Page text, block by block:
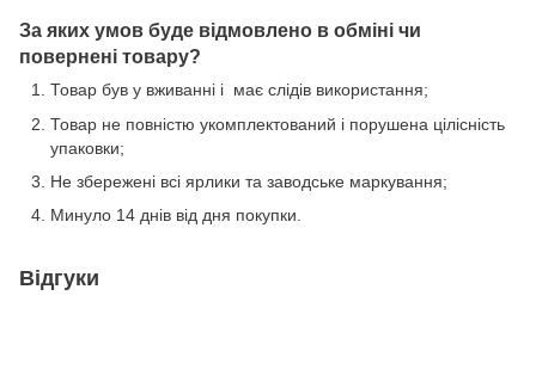
За яких умов буде відмовлено в обміні чи
повернені товару?
Товар був у вживанні і має слідів використання;
Товар не повністю укомплектований і порушена цілісність
упаковки;
Не збережені всі ярлики та заводське маркування;
Минуло 14 днів від дня покупки.
Відгуки